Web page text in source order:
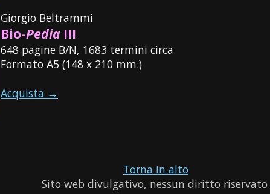
Giorgio Beltrammi
Bio-Pedia III
648 pagine B/N, 1683 termini circa
Formato A5 (148 x 210 mm.)
Acquista →
Torna in alto
Sito web divulgativo, nessun diritto riservato.